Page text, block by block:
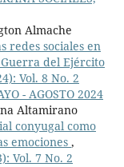
Almache
redes sociales en
del Ejército
Vol. 8 No. 2
- AGOSTO 2024
Altamirano
conyugal como
emociones ,
Vol. 7 No. 2